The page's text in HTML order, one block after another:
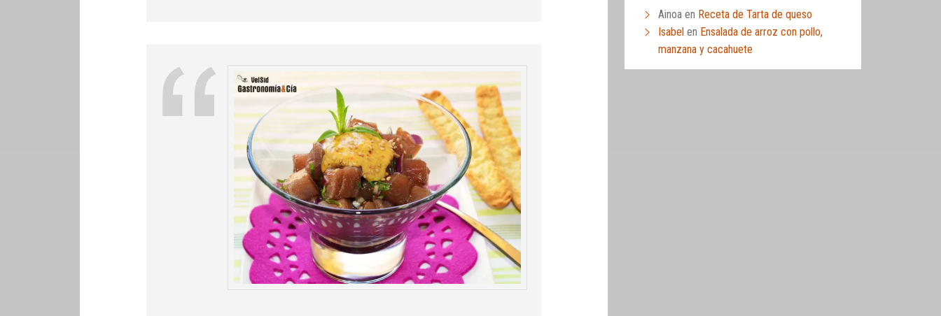
Ainoa en Receta de Tarta de queso
Isabel en Ensalada de arroz con pollo,
manzana y cacahuete